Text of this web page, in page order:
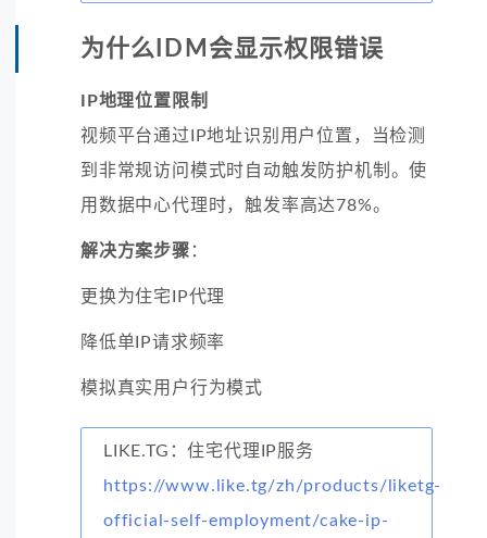
为什么IDM会显示权限错误
IP地理位置限制
视频平台通过IP地址识别用户位置，当检测
到非常规访问模式时自动触发防护机制。使
用数据中心代理时，触发率高达78%。
解决方案步骤 ：
更换为住宅IP代理
降低单IP请求频率
模拟真实用户行为模式
LIKE.TG：住宅代理IP服务
https://www.like.tg/zh/products/liketg-
official-self-employment/cake-ip-